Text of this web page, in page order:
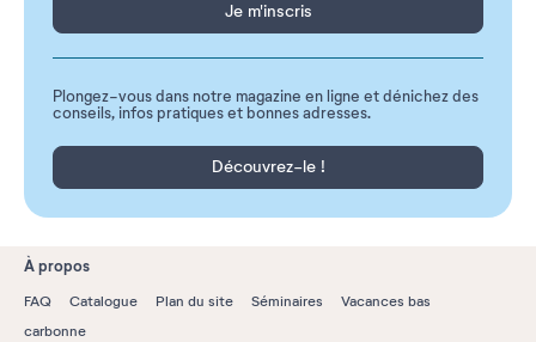
Je m'inscris
Plongez-vous dans notre magazine en ligne et dénichez des
conseils, infos pratiques et bonnes adresses.
Découvrez-le !
À propos
FAQ Catalogue Plan du site Séminaires
Vacances bas
carbonne